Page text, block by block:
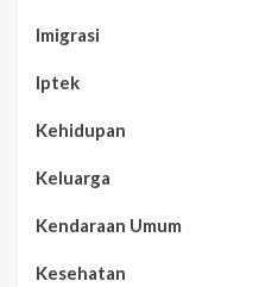
Imigrasi
Iptek
Kehidupan
Keluarga
Kendaraan Umum
Kesehatan